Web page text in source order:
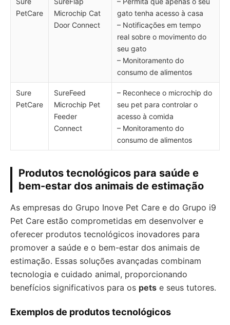
PetCare
Microchip Cat
Door Connect
gato tenha acesso à casa
– Notificações em tempo
real sobre o movimento do
seu gato
– Monitoramento do
consumo de alimentos
Sure
PetCare
SureFeed
Microchip Pet
Feeder
Connect
– Reconhece o microchip do
seu pet para controlar o
acesso à comida
– Monitoramento do
consumo de alimentos
Produtos tecnológicos para saúde e
bem-estar dos animais de estimação
As empresas do Grupo Inove Pet Care e do Grupo i9
Pet Care estão comprometidas em desenvolver e
oferecer produtos tecnológicos inovadores para
promover a saúde e o bem-estar dos animais de
estimação. Essas soluções avançadas combinam
tecnologia e cuidado animal, proporcionando
benefícios significativos para os pets e seus tutores.
Exemplos de produtos tecnológicos